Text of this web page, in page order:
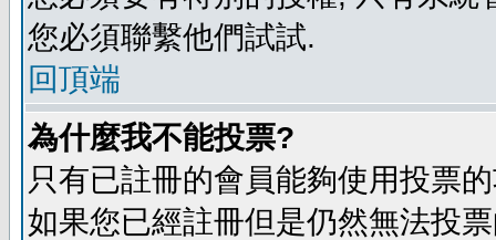
您必須聯繫他們試試.
回頂端
為什麼我不能投票?
只有已註冊的會員能夠使用投票
如果您已經註冊但是仍然無法投